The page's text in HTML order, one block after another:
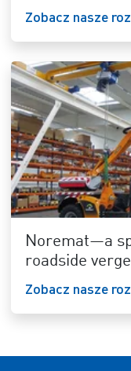
Zobacz nasze
Noremat—a
roadside
Zobacz nasze